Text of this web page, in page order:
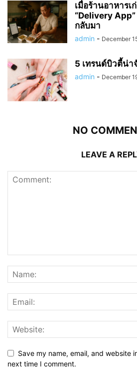
เมื่อร้านอาหารเ
“Delivery App”
กลับมา
admin - December
5 เทรนด์บิวตี้น่า
admin - December
NO
LEAVE A
Save my name, email, and website
next time I comment.